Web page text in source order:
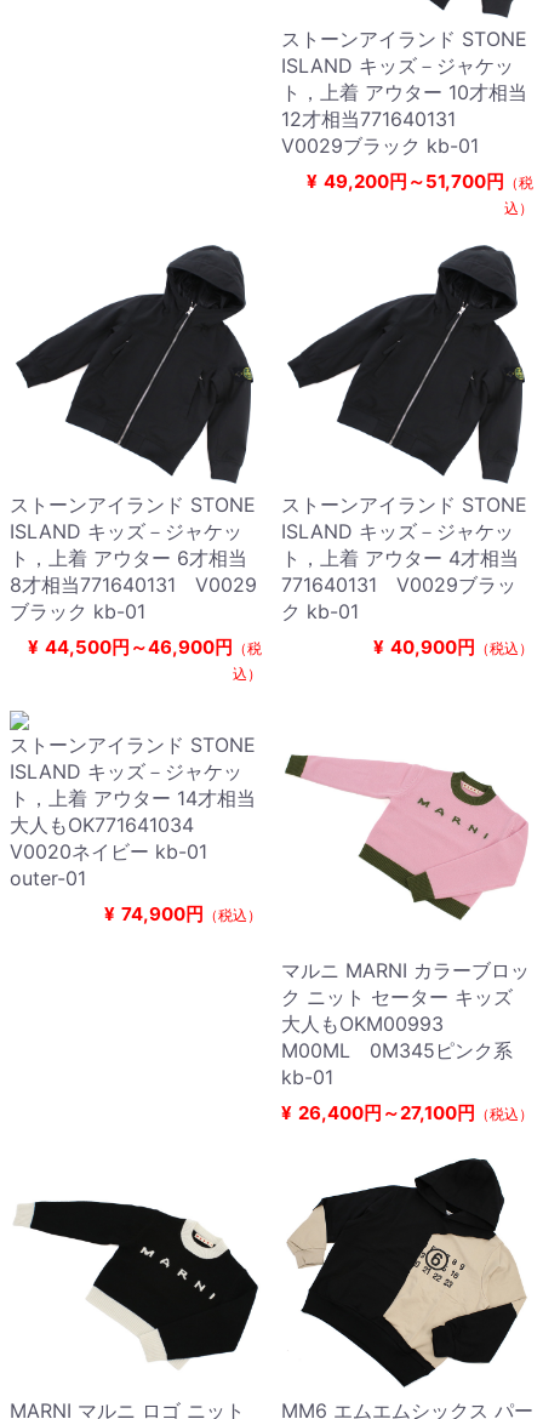
ストーンアイランド STONE
ISLAND キッズ－ジャケッ
ト，上着 アウター 10才相当
12才相当771640131
V0029ブラック kb-01
¥ 49,200円～51,700円 （税
込）
ストーンアイランド STONE
ISLAND キッズ－ジャケッ
ト，上着 アウター 6才相当
8才相当771640131 V0029
ブラック kb-01
¥ 44,500円～46,900円 （税
込）
ストーンアイランド STONE
ISLAND キッズ－ジャケッ
ト，上着 アウター 4才相当
771640131 V0029ブラッ
ク kb-01
¥ 40,900円 （税込）
ストーンアイランド STONE
ISLAND キッズ－ジャケッ
ト，上着 アウター 14才相当
大人もOK771641034
V0020ネイビー kb-01
outer-01
¥ 74,900円 （税込）
マルニ MARNI カラーブロッ
ク ニット セーター キッズ
大人もOKM00993
M00ML 0M345ピンク系
kb-01
¥ 26,400円～27,100円 （税込）
MARNI マルニ ロゴ ニット MM6 エムエムシックス パー